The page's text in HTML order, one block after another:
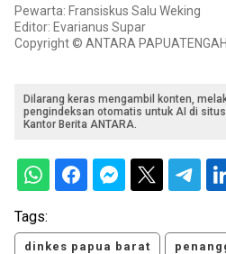
Pewarta: Fransiskus Salu Weking
Editor: Evarianus Supar
Copyright © ANTARA
Dilarang keras mengambil konten,
pengindeksan otomatis untuk AI di
Kantor Berita ANTARA.
Tags:
dinkes papua barat